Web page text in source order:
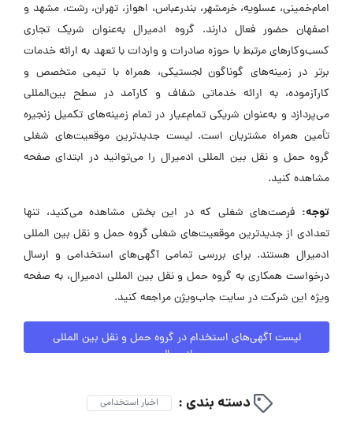
امام‌خمینی، عسلویه، خرمشهر، بندرعباس، اهواز، تهران، رشت، مشهد و
اصفهان حضور فعال دارند. گروه ادمیرال به‌عنوان شریک تجاری
کسب‌وکارهای مرتبط با حوزه صادرات و واردات با تعهد به ارائه خدمات
برتر در زمینه‌های گوناگون لجستیکی، همراه با تیمی متخصص و
کارآزموده، به ارائه خدماتی شفاف و کارآمد در سطح بین‌المللی
می‌پردازد و به‌عنوان شریکی تمام‌عیار در تمام زمینه‌های تکمیل زنجیره
تأمین همراه مشتریان است. لیست جدیدترین موقعیت‌های شغلی
گروه حمل و نقل بین المللی ادمیرال را می‌توانید در ابتدای صفحه
مشاهده کنید.
توجه: فرصت‌های شغلی که در این بخش مشاهده می‌کنید، تنها
تعدادی از جدیدترین موقعیت‌های شغلی گروه حمل و نقل بین المللی
ادمیرال هستند. برای بررسی تمامی آگهی‌های استخدامی و ارسال
درخواست همکاری به گروه حمل و نقل بین المللی ادمیرال، به صفحه
ویژه این شرکت در سایت جاب‌ویژن مراجعه کنید.
لیست آگهی‌های استخدام در گروه حمل و نقل بین المللی
ادمیرال
دسته بندی : اخبار استخدامی